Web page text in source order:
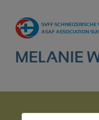
MELANIE
SVFFSCHWEIZERISCHE
ASAFASSOCIATION